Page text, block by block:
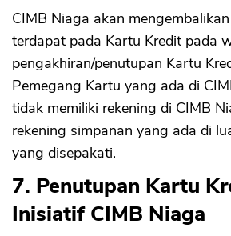
CIMB Niaga akan
terdapat pada Kartu Kredit pada
pengakhiran/penutupan Kartu
Pemegang Kartu yang ada di
tidak memiliki rekening di CIMB
rekening simpanan yang ada di
yang disepakati.
7. Penutupan Kartu
Inisiatif CIMB Niaga